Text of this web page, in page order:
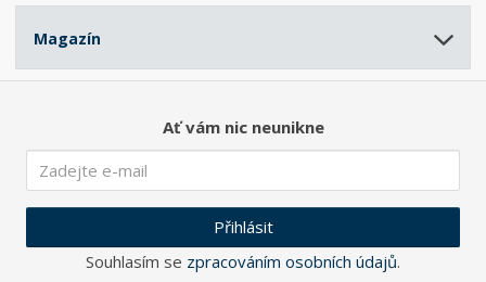
Magazín
Ať vám nic neunikne
Přihlásit
Souhlasím se zpracováním osobních údajů.